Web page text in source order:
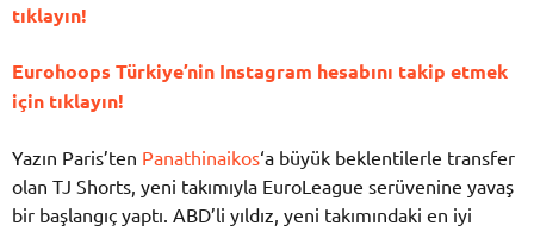
tıklayın!
Eurohoops Türkiye’nin Instagram hesabını takip etmek
için tıklayın!
Yazın Paris’ten Panathinaikos‘a büyük beklentilerle transfer
olan TJ Shorts, yeni takımıyla EuroLeague serüvenine yavaş
bir başlangıç yaptı. ABD’li yıldız, yeni takımındaki en iyi